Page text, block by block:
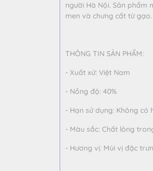
người Hà Nội. Sản phẩm
men và chưng cất từ gạo.
THÔNG TIN SẢN PHẨM:
- Xuất xứ: Việt Nam
- Nồng độ: 40%
- Hạn sử dụng: Không có
- Màu sắc: Chất lỏng
- Hương vị: Mùi vị đặc